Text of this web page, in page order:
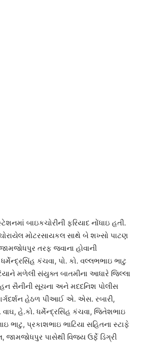
બાઇકચોરીની ફરિયાદ નોંધાઇ હતી.
મોટરસાયકલ સાથે બે શખ્સો પાટણ
તરફ જવાના હોવાની
કંચવા, પો. કો. વલ્લભભાઇ ભાટુ
મળેલી સંયુક્ત બાતમીના આધારે જિલ્લા
સૈનીની સૂચના અને મદદનિશ પોલીસ
હેઠળ પીઆઈ એ. એસ. રબારી,
હે.કો. ધર્મેન્દ્રસિંહ કંચવા, જિતેશભાઇ
ભાટુ, પ્રકાશભાઇ ભાટિયા સહિતના સ્ટાફે
જામજોધપુર પાસેથી વિજય ઉર્ફે ડિગ્રી